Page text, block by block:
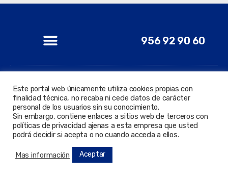
956 92 90 60
© 2022 Todos los derechos reservados. Delegación de
Nuevas Tecnologías.
Este portal web únicamente utiliza cookies propias con
finalidad técnica, no recaba ni cede datos de carácter
personal de los usuarios sin su conocimiento.
Sin embargo, contiene enlaces a sitios web de terceros con
políticas de privacidad ajenas a esta empresa que usted
podrá decidir si acepta o no cuando acceda a ellos.
Mas información Aceptar